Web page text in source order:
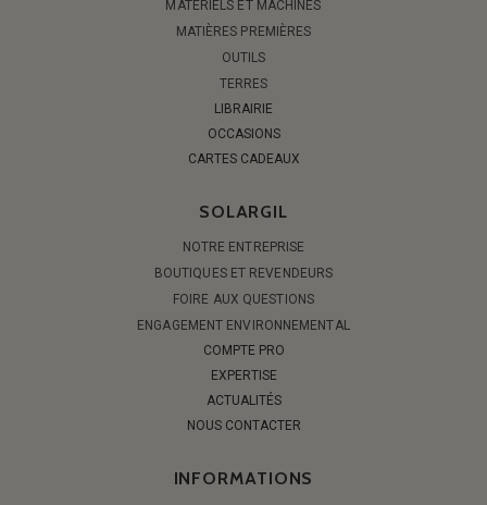
MATÉRIELS ET MACHINES
MATIÈRES PREMIÈRES
OUTILS
TERRES
LIBRAIRIE
OCCASIONS
CARTES CADEAUX
SOLARGIL
NOTRE ENTREPRISE
BOUTIQUES ET REVENDEURS
FOIRE AUX QUESTIONS
ENGAGEMENT ENVIRONNEMENTAL
COMPTE PRO
EXPERTISE
ACTUALITÉS
NOUS CONTACTER
INFORMATIONS